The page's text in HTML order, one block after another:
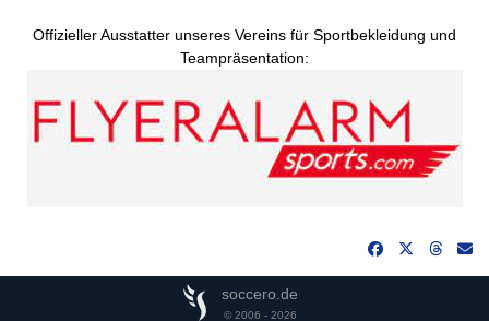
Offizieller Ausstatter unseres Vereins für Sportbekleidung und
Teampräsentation:
soccero.de
© 2006 - 2026